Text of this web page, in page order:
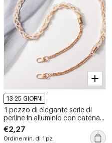
13-25 GIORNI
1 pezzo di elegante serie di
perline in alluminio con catena
di estensione per telefono
cellulare
€2,27
Ordine min. di 1 pz.